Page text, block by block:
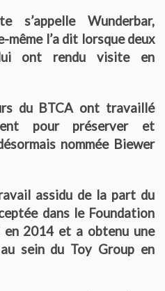
à titre initial
HOMOLOGUES SCC
s’appelle Wunderbar,
même l’a dit lorsque deux
ont rendu visite en
du BTCA ont travaillé
pour préserver et
nommée Biewer
assidu de la part du
dans le Foundation
en 2014 et a obtenu une
sein du Toy Group en